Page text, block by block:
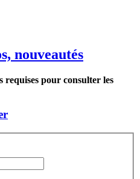
nouveautés
requises pour consulter les